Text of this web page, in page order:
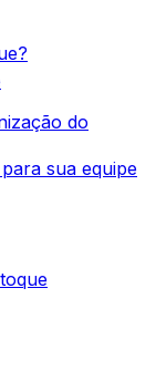
do
sua equipe